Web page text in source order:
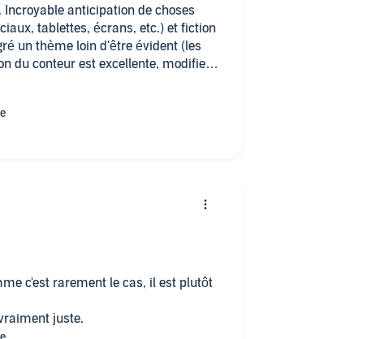
anticipation de choses
tablettes, écrans, etc.) et fiction
un thème loin d'être évident (les
du conteur est excellente, modifient
ce livre et enchaîne sur le
un an plus tard (Hugo et
c'est rarement le cas, il est plutôt
juste.